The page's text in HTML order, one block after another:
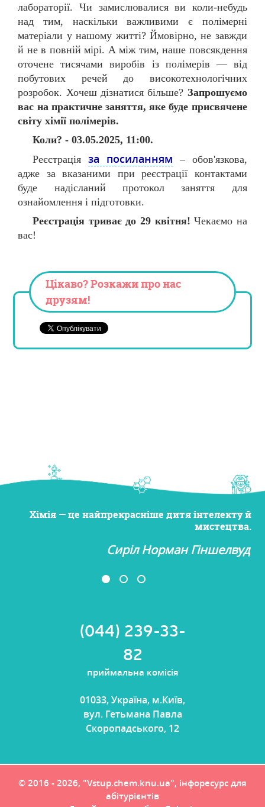
лабораторії. Чи замислювалися ви коли-небудь
над тим, наскільки важливими є полімерні
матеріали у нашому житті? Ймовірно, не завжди
й не в повній мірі. А між тим, наше повсякдення
оточене тисячами виробів із полімерів — від
побутових речей до високотехнологічних
розробок. Хочеш дізнатися більше? Запрошуємо
вас на практичне заняття, яке буде присвячене
світу хімії полімерів.
Коли? - 03.05.2025, 11:00.
Реєстраціяза посиланням – обов'язкова,
адже за вказаними при реєстрації контактами
буде надісланий протокол заняття для
ознайомлення і підготовки.
Реєстрація триває до 29 квітня! Чекаємо на
вас!
Цікаво? Розкажи про нас
друзям!
Хімія — це найпрекрасніше дитя інтелекту й
мистецтва.
Сиріл Норман Гіншелвуд
(044) 239-33-
82
приймальна комісія
01033, Україна, м.Київ,
вул. Гетьмана Павла
Скоропадського, 12
© 2016 - 2026, "Vstup.chem.knu.ua", інфоресурс для
абітурієнтів